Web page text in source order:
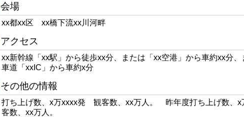
会場
xx都xx区 xx橋下流xx川河畔
アクセス
xx新幹線「xx駅」から徒歩xx分、または「xx空港」から車約xx分、
車道「xxIC」から車約x分
その他の情報
打ち上げ数、x万xxxx発 観客数、xx万人。 昨年度打ち上げ数、
客数、xx万人。